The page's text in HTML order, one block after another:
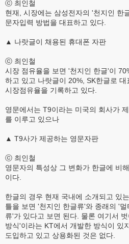
ⓒ 최인철
현재, 시장에는 삼성전자의 '천지인 한
문자입력 방법을 대표하고 있다.
▲ 나랏글이 채용된 휴대폰 자판
ⓒ 최인철
시장 점유율을 보면 '천지인 한글'이
하고 있고 나랏글이 20%, SK한글로
시장점유율을 기록하고 있다.
영문에서는 T9이라는 미국의 회사가
를 이루고 있으나
▲ T9사가 제공하는 영문자판
ⓒ 최인철
영문자의 특성상 그 변화가 한글에 비
이다.
한글의 경우 현재 국내에 소개되고 있
틀을 보면 '천지인 한글류'와 종래의 '
류'가 있다고 보면 된다. 물론 여기서
방식'이라는 KT에서 개발한 방식이 있
도입하고 있고 상용화된 것은 없다.